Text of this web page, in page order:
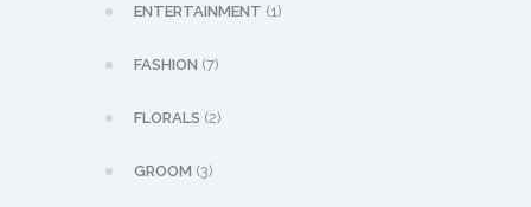
ENTERTAINMENT (1)
FASHION (7)
FLORALS (2)
GROOM (3)